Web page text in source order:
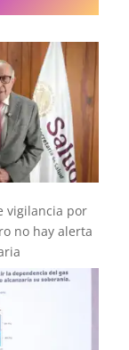
vigilancia por
no hay alerta